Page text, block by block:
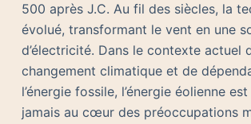
500 après J.C. Au fil des siècles, la
évolué, transformant le vent en une
d’électricité. Dans le contexte actuel
changement climatique et de
l’énergie fossile, l’énergie éolienne
jamais au cœur des préoccupations